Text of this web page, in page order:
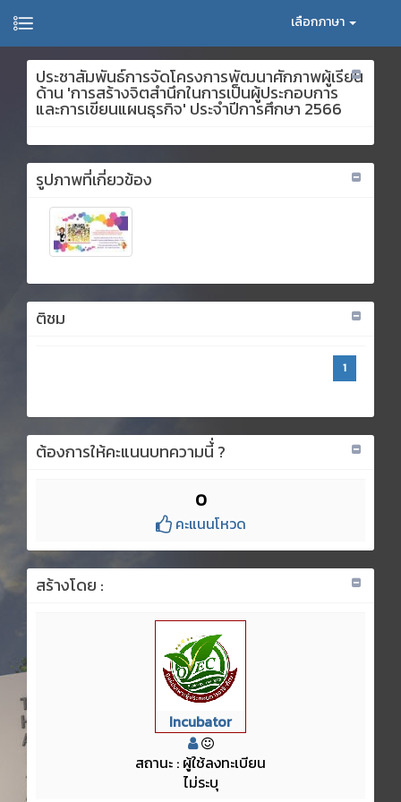
เลือกภาษา
ประชาสัมพันธ์การจัดโครงการพัฒนาศักภาพผู้เรียน
ด้าน 'การสร้างจิตสำนึกในการเป็นผู้ประกอบการ
และการเขียนแผนธุรกิจ' ประจำปีการศึกษา 2566
รูปภาพที่เกี่ยวข้อง
ติชม
1
ต้องการให้คะแนนบทความนี้่ ?
0
คะแนนโหวด
สร้างโดย :
Incubator
สถานะ : ผู้ใช้ลงทะเบียน
ไม่ระบุ